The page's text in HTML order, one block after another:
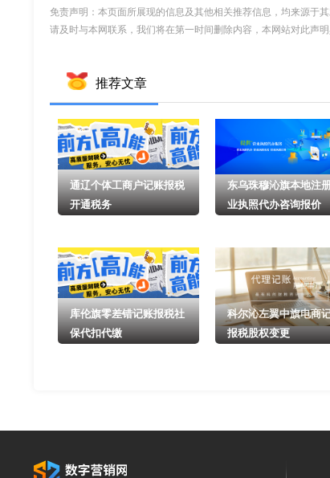
免责声明：本页面所展现的信息及其他相关推荐信息，均来源于
请及时与本网联系，我们将在第一时间删除内容，本网站对此声明
推荐文章
通辽个体工商户记账报税
开通税务
东乌珠穆沁旗本地注
业执照代办咨询报价
库伦旗零差错记账报税社
保代扣代缴
科尔沁左翼中旗电商
报税股权变更